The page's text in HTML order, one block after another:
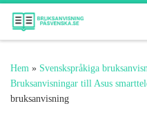
Hoppa till innehåll
Hem » Svenskspråkiga
Bruksanvisningar till Asus
bruksanvisning